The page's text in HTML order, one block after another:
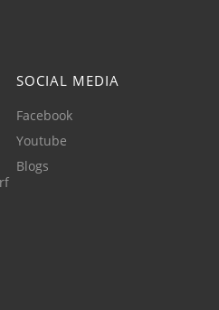
SOCIAL MEDIA
Facebook
Youtube
Blogs